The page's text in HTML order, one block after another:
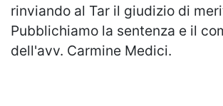
rinviando al Tar il giudizio di
Pubblichiamo la sentenza e il
dell'avv. Carmine Medici.